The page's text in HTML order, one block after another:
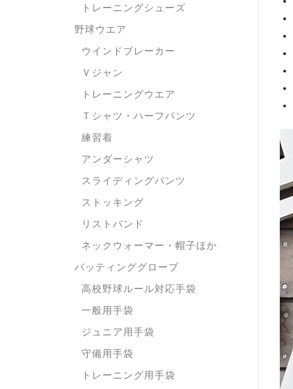
トレーニングシューズ
野球ウエア
ウインドブレーカー
Ｖジャン
トレーニングウエア
Ｔシャツ・ハーフパンツ
練習着
アンダーシャツ
スライディングパンツ
ストッキング
リストバンド
ネックウォーマー・帽子ほか
バッティンググローブ
高校野球ルール対応手袋
一般用手袋
ジュニア用手袋
守備用手袋
トレーニング用手袋